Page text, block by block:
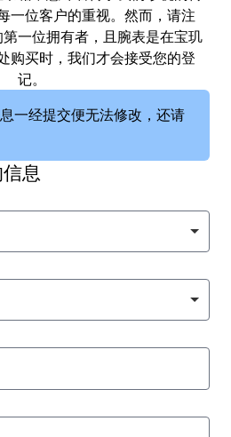
一位客户的重视。然而，请注
一位拥有者，且腕表是在宝玑
购买时，我们才会接受您的登
记。
一经提交便无法修改，还请
息